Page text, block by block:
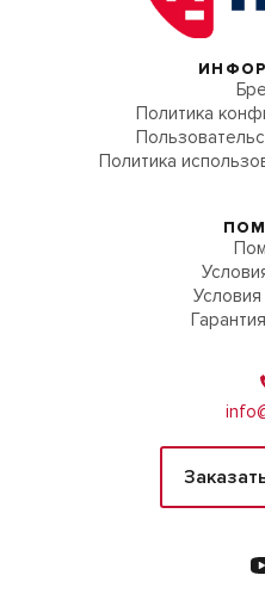
Политика
Политика
Условия